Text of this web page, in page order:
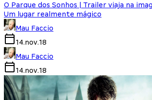
O Parque dos Sonhos | Trailer viaja na
Um lugar realmente mágico
Mau Faccio
14.nov.18
Mau Faccio
14.nov.18